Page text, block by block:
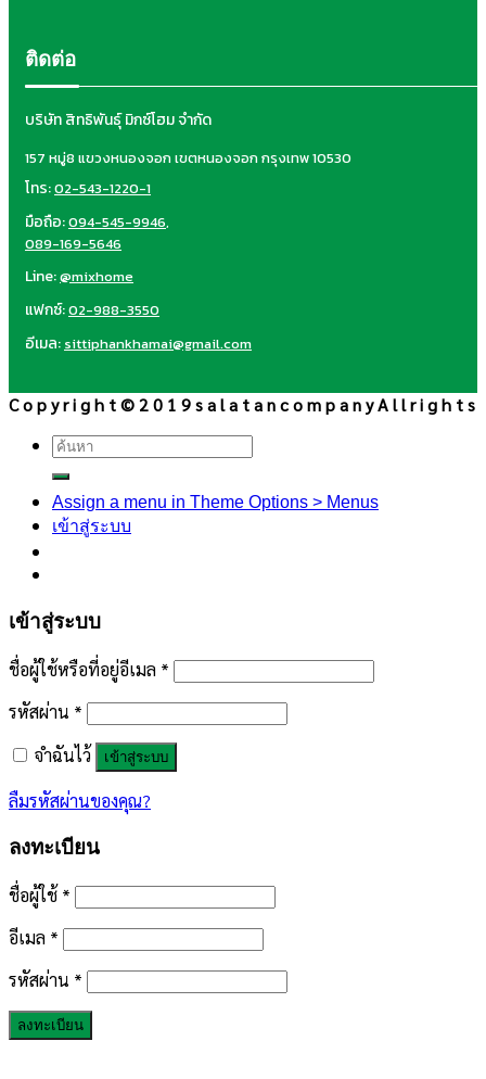
ติดต่อ
บริษัท สิทธิพันธุ์ มิกซ์โฮม จำกัด
157 หมู่8 แขวงหนองจอก เขตหนองจอก กรุงเทพ 10530
โทร:02-543-1220-1
มือถือ:094-545-9946,
089-169-5646
Line:@mixhome
แฟกซ์:02-988-3550
อีเมล: sittiphankhamai@gmail.com
C o p y r i g h t © 2 0 1 9 s a l a t a n c o m p a n y A l l r i g h t s
ค้นหา:
Assign a menu in Theme Options > Menus
เข้าสู่ระบบ
เข้าสู่ระบบ
ชื่อผู้ใช้หรือที่อยู่อีเมล *
รหัสผ่าน *
จำฉันไว้
เข้าสู่ระบบ
ลืมรหัสผ่านของคุณ?
ลงทะเบียน
ชื่อผู้ใช้ *
อีเมล *
รหัสผ่าน *
ลงทะเบียน